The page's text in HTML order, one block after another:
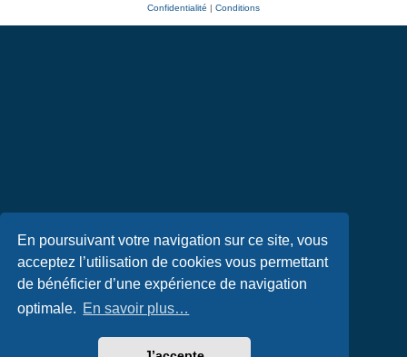
En poursuivant votre navigation sur ce site, vous
acceptez l’utilisation de cookies vous permettant
de bénéficier d’une expérience de navigation
optimale. En savoir plus…
Confidentialité | Conditions